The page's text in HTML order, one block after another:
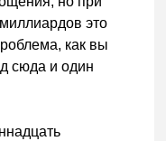
это
как вы
сюда и один